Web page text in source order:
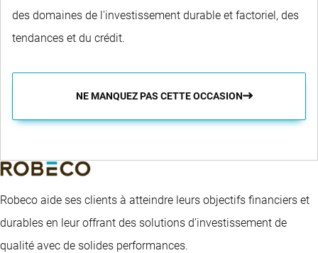
des domaines de l'investissement durable et factoriel, des
tendances et du crédit.
NE MANQUEZ PAS CETTE OCCASION
Robeco aide ses clients à atteindre leurs objectifs financiers et
durables en leur offrant des solutions d’investissement de
qualité avec de solides performances.